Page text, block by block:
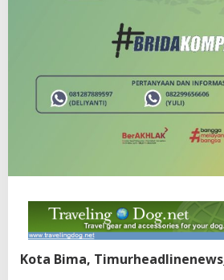
Kota Bima, Timurheadlinenews_